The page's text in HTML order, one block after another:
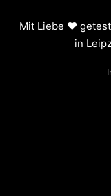
Mit Liebe ❤️
in